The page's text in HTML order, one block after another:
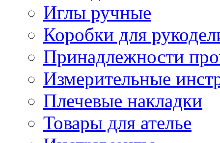
Иглы ручные
Коробки для
Принадлежности
Измерительные
Плечевые накладки
Товары для ателье